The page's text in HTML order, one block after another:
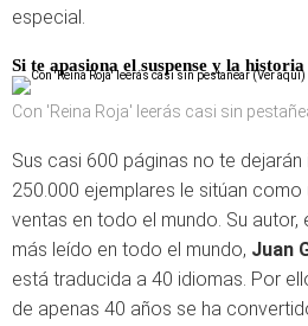
especial.
Si te apasiona el suspense y la
Con 'Reina Roja' leerás casi sin
Sus casi 600 páginas no te dejarán
250.000 ejemplares le sitúan
ventas en todo el mundo. Su autor,
más leído en todo el mundo, Juan
está traducida a 40 idiomas. Por
de apenas 40 años se ha